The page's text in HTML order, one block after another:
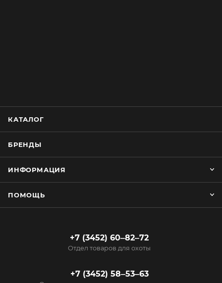
КАТАЛОГ
БРЕНДЫ
ИНФОРМАЦИЯ
ПОМОЩЬ
+7 (3452) 60‒82‒72
Отдел товаров для охоты
+7 (3452) 58‒53‒63